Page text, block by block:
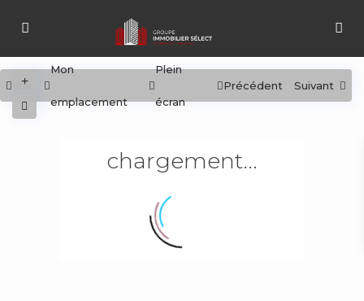
chargement...
Voir
Mon
emplacement
Plein
écran
Précédent Suivant